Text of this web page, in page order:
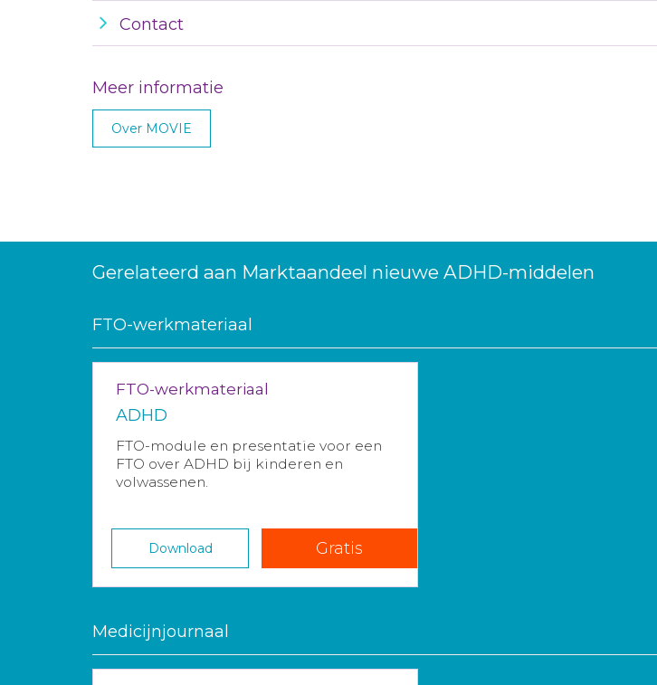
Contact
Meer informatie
Over MOVIE
Gerelateerd aan Marktaandeel nieuwe ADHD-middelen
FTO-werkmateriaal
FTO-werkmateriaal
ADHD
FTO-module en presentatie voor een
FTO over ADHD bij kinderen en
volwassenen.
Download Gratis
Medicijnjournaal